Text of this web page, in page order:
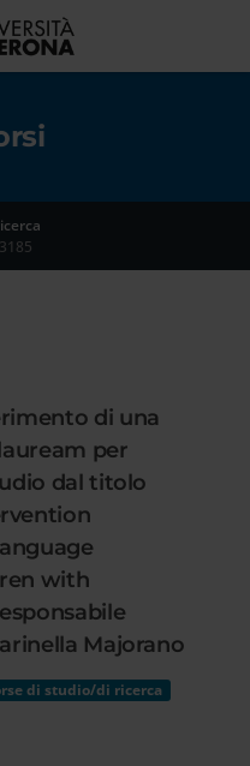
di una
per
dal titolo
with
Majorano
di studio/di ricerca